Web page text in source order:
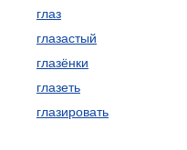
глаз
глазастый
глазёнки
глазеть
глазировать